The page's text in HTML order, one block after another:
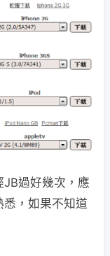
過好幾次，應
，如果不知道